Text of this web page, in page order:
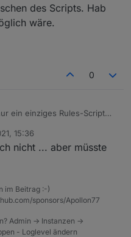
des Scripts. Hab
wäre.
0
ein einziges Rules-Script
aber in diesem Script
und verschiedene
gelöscht, wieder was
etwas "hochgeschaukelt"
durchs löschen des Scripts.
möglich wäre.
15:36
nicht ... aber müsste
im Beitrag :-)
sponsors/Apollon77
Admin -> Instanzen ->
- Loglevel ändern